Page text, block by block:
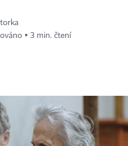
▪ 3 min. čtení